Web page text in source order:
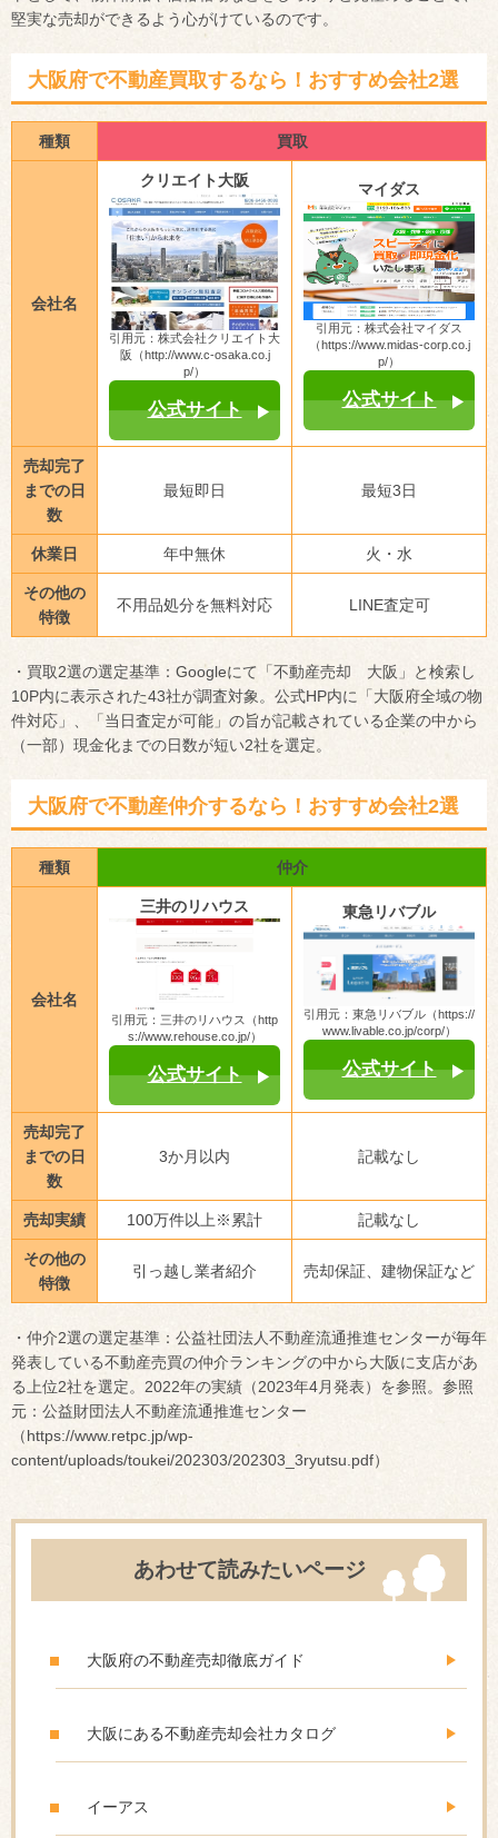
堅実な売却ができるよう心がけているのです。
大阪府で不動産買取するなら！おすすめ会社2選
種類 買取
会社名
クリエイト大阪
引用元：株式会社クリエイト大
阪（http://www.c-osaka.co.j
p/）
公式サイト
マイダス
引用元：株式会社マイダス
（https://www.midas-corp.co.j
p/）
公式サイト
売却完了
までの日
数
最短即日 最短3日
休業日 年中無休 火・水
その他の
特徴
不用品処分を無料対応 LINE査定可
・買取2選の選定基準：Googleにて「不動産売却 大阪」と検索し
10P内に表示された43社が調査対象。公式HP内に「大阪府全域の物
件対応」、「当日査定が可能」の旨が記載されている企業の中から
（一部）現金化までの日数が短い2社を選定。
大阪府で不動産仲介するなら！おすすめ会社2選
種類 仲介
会社名
三井のリハウス
引用元：三井のリハウス（http
s://www.rehouse.co.jp/）
公式サイト
東急リバブル
引用元：東急リバブル（https://
www.livable.co.jp/corp/）
公式サイト
売却完了
までの日
数
3か月以内 記載なし
売却実績 100万件以上※累計 記載なし
その他の
特徴
引っ越し業者紹介 売却保証、建物保証など
・仲介2選の選定基準：公益社団法人不動産流通推進センターが毎年
発表している不動産売買の仲介ランキングの中から大阪に支店があ
る上位2社を選定。2022年の実績（2023年4月発表）を参照。参照
元：公益財団法人不動産流通推進センター
（https://www.retpc.jp/wp-
content/uploads/toukei/202303/202303_3ryutsu.pdf）
あわせて読みたいページ
大阪府の不動産売却徹底ガイド
大阪にある不動産売却会社カタログ
イーアス